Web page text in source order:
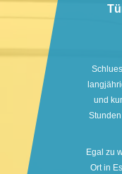
und
Egal zu
Ort in